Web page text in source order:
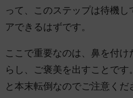
って、このステップは待機し
アできるはずです。
ここで重要なのは、鼻を付け
らし、ご褒美を出すことです
と本末転倒なのでご注意くだ